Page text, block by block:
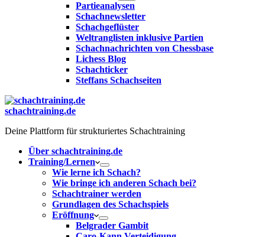
Partieanalysen
Schachnewsletter
Schachgeflüster
Weltranglisten inklusive Partien
Schachnachrichten von Chessbase
Lichess Blog
Schachticker
Steffans Schachseiten
schachtraining.de
Deine Plattform für strukturiertes Schachtraining
Über schachtraining.de
Training/Lernen
Wie lerne ich Schach?
Wie bringe ich anderen Schach bei?
Schachtrainer werden
Grundlagen des Schachspiels
Eröffnung
Belgrader Gambit